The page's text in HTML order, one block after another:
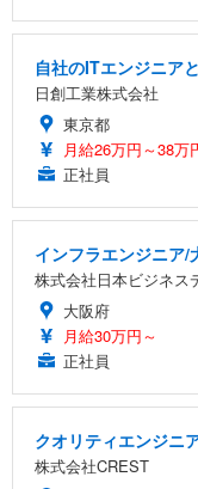
自社のITエンジニア
日創工業株式会社
東京都
月給26万円～38万
正社員
インフラエンジニア/
株式会社日本ビジネス
大阪府
月給30万円～
正社員
クオリティエンジニ
株式会社CREST